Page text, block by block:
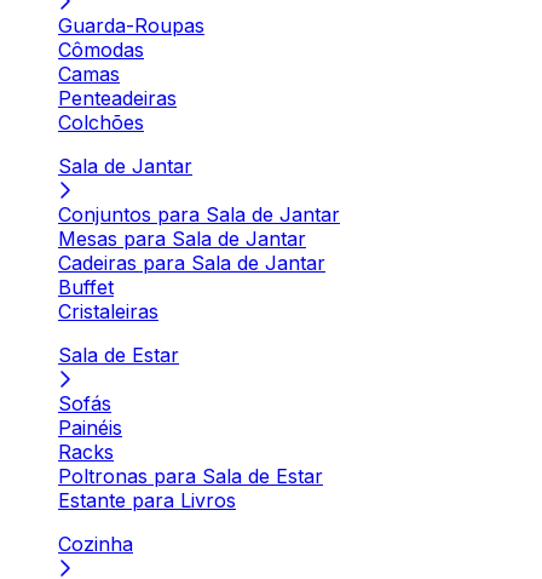
Guarda-Roupas
Cômodas
Camas
Penteadeiras
Colchões
Sala de Jantar
Conjuntos para Sala de Jantar
Mesas para Sala de Jantar
Cadeiras para Sala de Jantar
Buffet
Cristaleiras
Sala de Estar
Sofás
Painéis
Racks
Poltronas para Sala de Estar
Estante para Livros
Cozinha